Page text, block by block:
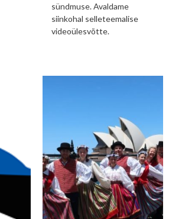
sündmuse. Avaldame
siinkohal selleteemalise
videoülesvõtte.